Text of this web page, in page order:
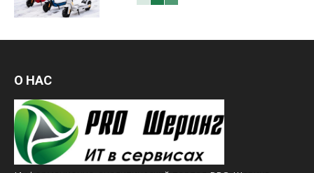
О НАС